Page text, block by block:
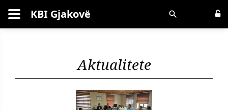
Kërko KBI Gjakovë
Aktualitete